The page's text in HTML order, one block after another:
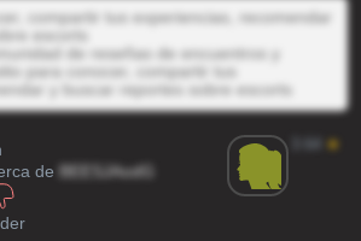
compartir tus experiencias, recomendar
escorts
de reseñas de encuentros y
para conocer, compartir tus
y buscar reportes sobre escorts
de
BEESJAodG
★